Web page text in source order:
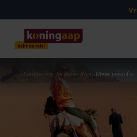
... > Familiereis Jordanië Kort>Meer reisinfo